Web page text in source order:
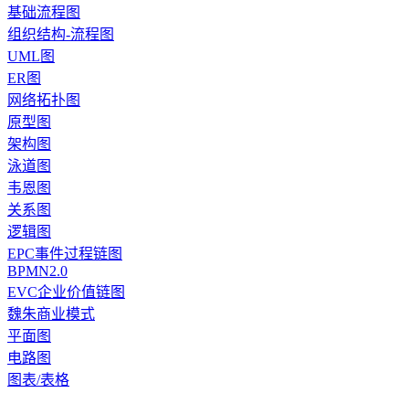
基础流程图
组织结构-流程图
UML图
ER图
网络拓扑图
原型图
架构图
泳道图
韦恩图
关系图
逻辑图
EPC事件过程链图
BPMN2.0
EVC企业价值链图
魏朱商业模式
平面图
电路图
图表/表格